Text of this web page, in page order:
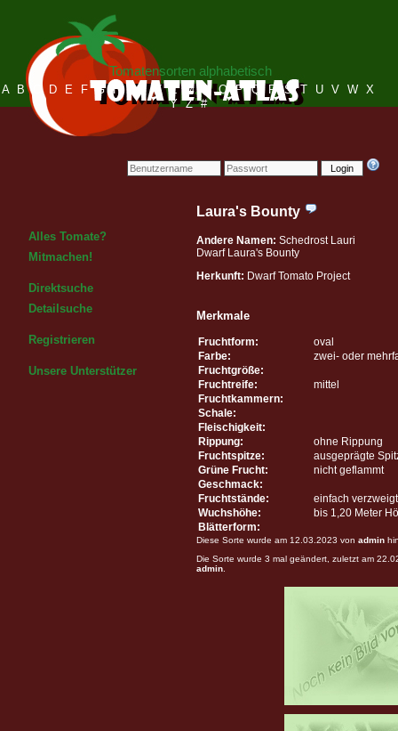
Login
Tomatensorten alphabetisch
A B C D E F G H I J K L M N O P Q R S T U V W X
Y Z #
Alles Tomate?
Mitmachen!
Direktsuche
Detailsuche
Registrieren
Unsere Unterstützer
Laura's Bounty
Andere Namen: Schedrost Lauri
Dwarf Laura's Bounty
Herkunft: Dwarf Tomato Project
Merkmale
Fruchtform:
oval
Farbe:
zwei- oder
Fruchtgröße:
Fruchtreife:
mittel
Fruchtkammern:
Schale:
Fleischigkeit:
Rippung:
ohne Rippung
Fruchtspitze:
ausgeprägte
Grüne Frucht:
nicht geflammt
Geschmack:
Fruchtstände:
einfach verzweigt
Wuchshöhe:
bis 1,20 Meter
Blätterform:
Diese Sorte wurde am 12.03.2023 von admin
Die Sorte wurde 3 mal geändert, zuletzt am
admin